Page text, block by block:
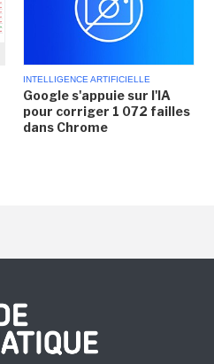
INTELLIGENCE ARTIFICIELLE
Google s'appuie sur l'IA
pour corriger 1 072 failles
dans Chrome